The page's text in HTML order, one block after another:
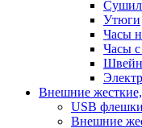
Утюги
Часы
Часы
Внешние
USB флешки
Внешние